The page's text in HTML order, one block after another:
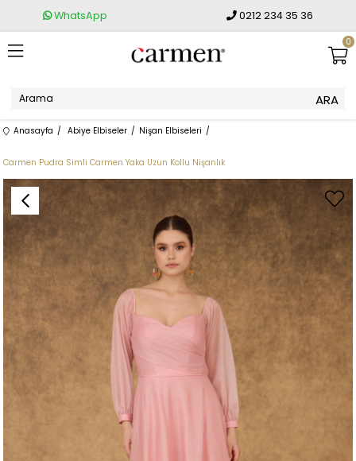
WhatsApp 0212 234 35 36
0
Anasayfa Abiye Elbiseler Nişan Elbiseleri
Carmen Pudra Simli Carmen Yaka Uzun Kollu Nişanlık